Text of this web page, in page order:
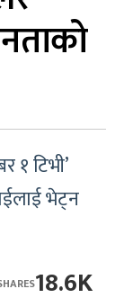
१ टिभी’
भेट्न
18.6K